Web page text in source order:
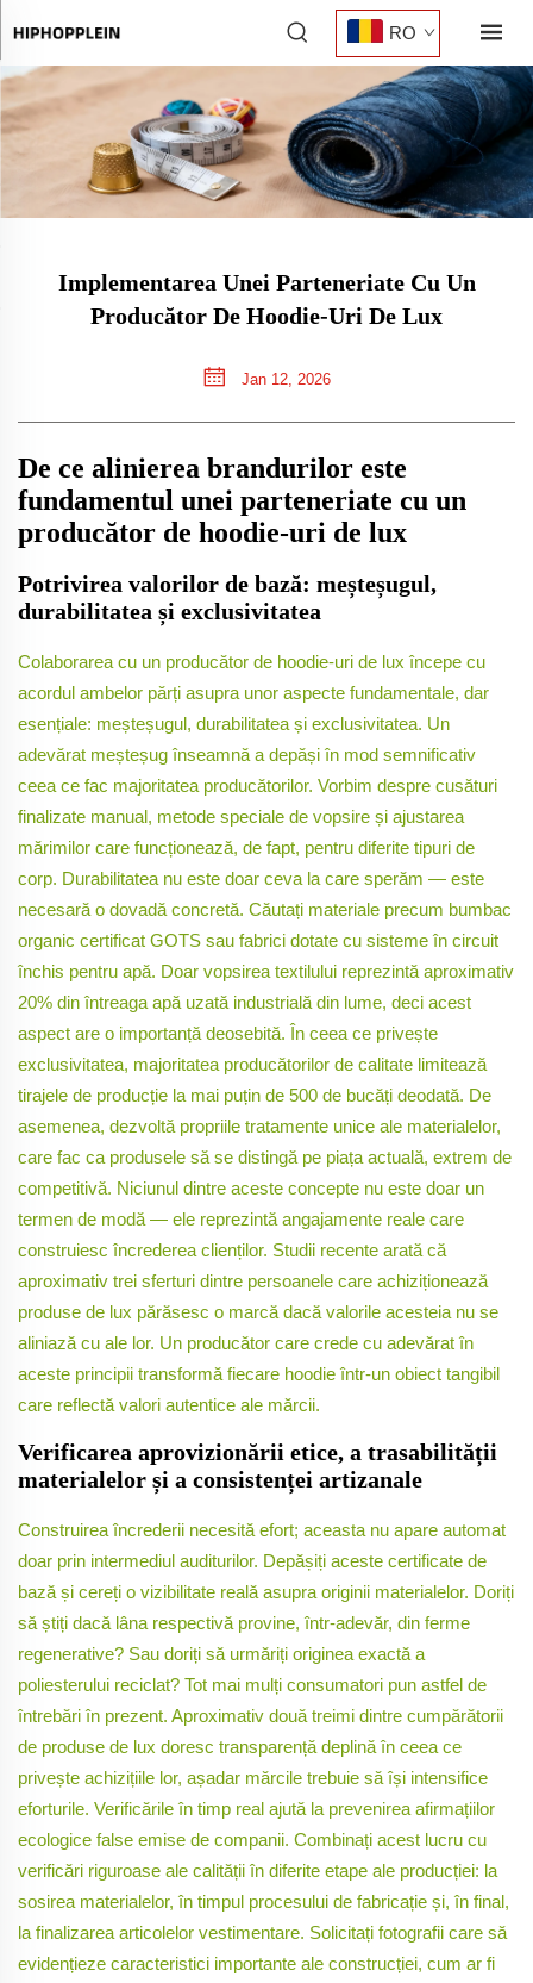
RO
Implementarea Unei Parteneriate Cu Un
Producător De Hoodie-Uri De Lux
Jan 12, 2026
De ce alinierea brandurilor este
fundamentul unei parteneriate cu un
producător de hoodie-uri de lux
Potrivirea valorilor de bază: meșteșugul,
durabilitatea și exclusivitatea
Colaborarea cu un producător de hoodie-uri de lux începe cu
acordul ambelor părți asupra unor aspecte fundamentale, dar
esențiale: meșteșugul, durabilitatea și exclusivitatea. Un
adevărat meșteșug înseamnă a depăși în mod semnificativ
ceea ce fac majoritatea producătorilor. Vorbim despre cusături
finalizate manual, metode speciale de vopsire și ajustarea
mărimilor care funcționează, de fapt, pentru diferite tipuri de
corp. Durabilitatea nu este doar ceva la care sperăm — este
necesară o dovadă concretă. Căutați materiale precum bumbac
organic certificat GOTS sau fabrici dotate cu sisteme în circuit
închis pentru apă. Doar vopsirea textilului reprezintă aproximativ
20% din întreaga apă uzată industrială din lume, deci acest
aspect are o importanță deosebită. În ceea ce privește
exclusivitatea, majoritatea producătorilor de calitate limitează
tirajele de producție la mai puțin de 500 de bucăți deodată. De
asemenea, dezvoltă propriile tratamente unice ale materialelor,
care fac ca produsele să se distingă pe piața actuală, extrem de
competitivă. Niciunul dintre aceste concepte nu este doar un
termen de modă — ele reprezintă angajamente reale care
construiesc încrederea clienților. Studii recente arată că
aproximativ trei sferturi dintre persoanele care achiziționează
produse de lux părăsesc o marcă dacă valorile acesteia nu se
aliniază cu ale lor. Un producător care crede cu adevărat în
aceste principii transformă fiecare hoodie într-un obiect tangibil
care reflectă valori autentice ale mărcii.
Verificarea aprovizionării etice, a trasabilității
materialelor și a consistenței artizanale
Construirea încrederii necesită efort; aceasta nu apare automat
doar prin intermediul auditurilor. Depășiți aceste certificate de
bază și cereți o vizibilitate reală asupra originii materialelor. Doriți
să știți dacă lâna respectivă provine, într-adevăr, din ferme
regenerative? Sau doriți să urmăriți originea exactă a
poliesterului reciclat? Tot mai mulți consumatori pun astfel de
întrebări în prezent. Aproximativ două treimi dintre cumpărătorii
de produse de lux doresc transparență deplină în ceea ce
privește achizițiile lor, așadar mărcile trebuie să își intensifice
eforturile. Verificările în timp real ajută la prevenirea afirmațiilor
ecologice false emise de companii. Combinați acest lucru cu
verificări riguroase ale calității în diferite etape ale producției: la
sosirea materialelor, în timpul procesului de fabricație și, în final,
la finalizarea articolelor vestimentare. Solicitați fotografii care să
evidențieze caracteristici importante ale construcției, cum ar fi